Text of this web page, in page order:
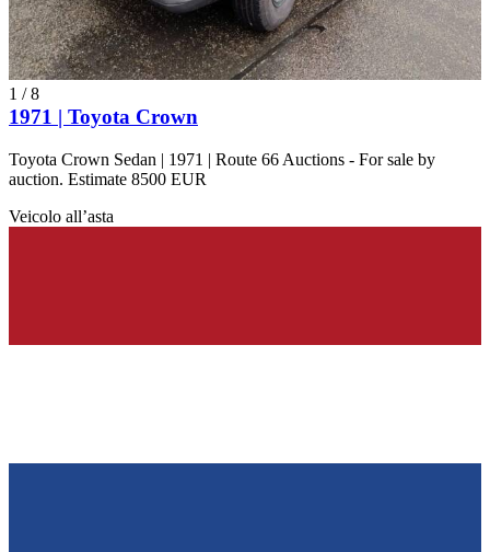
1 /8
1971 | Toyota Crown
Toyota Crown Sedan | 1971 | Route 66 Auctions - For sale by
auction. Estimate 8500 EUR
Veicolo all’asta